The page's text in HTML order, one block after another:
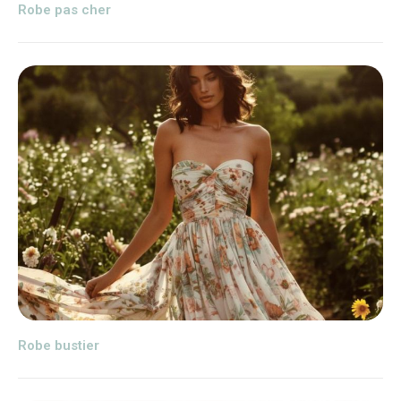
Robe pas cher
Robe bustier